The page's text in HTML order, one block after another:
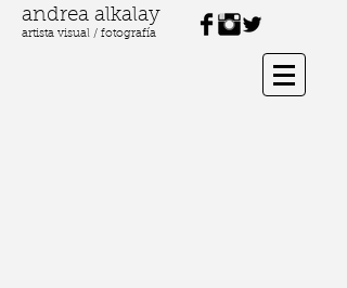
andrea alkalay
artista visual / fotografía